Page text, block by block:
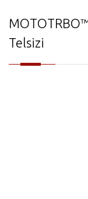
Telsizi